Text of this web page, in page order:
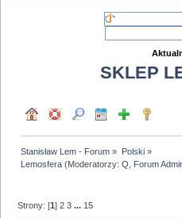
SKLEP
Stanisław Lem - Forum » Polski»
Lemosfera (Moderatorzy:Q Forum
Strony: [1]2 3 ... 15